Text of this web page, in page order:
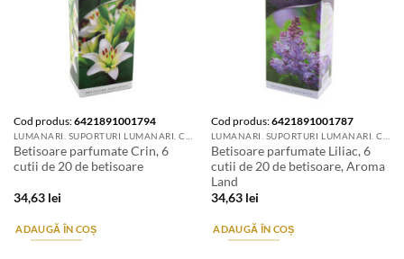
Cod produs:6421891001794
Betisoare parfumate Crin, 6
cutii de 20 de betisoare
34,63 lei
ADAUGĂ ÎN COȘ
Cod produs:6421891001787
Betisoare parfumate Liliac, 6
cutii de 20 de betisoare, Aroma
Land
34,63 lei
ADAUGĂ ÎN COȘ